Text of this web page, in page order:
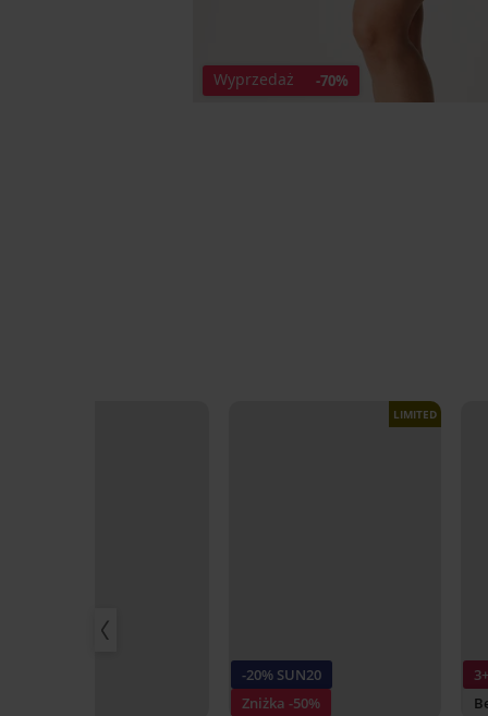
Wyprzedaż -70%
-20% SUN20
Zniżka -50%
LIMITED